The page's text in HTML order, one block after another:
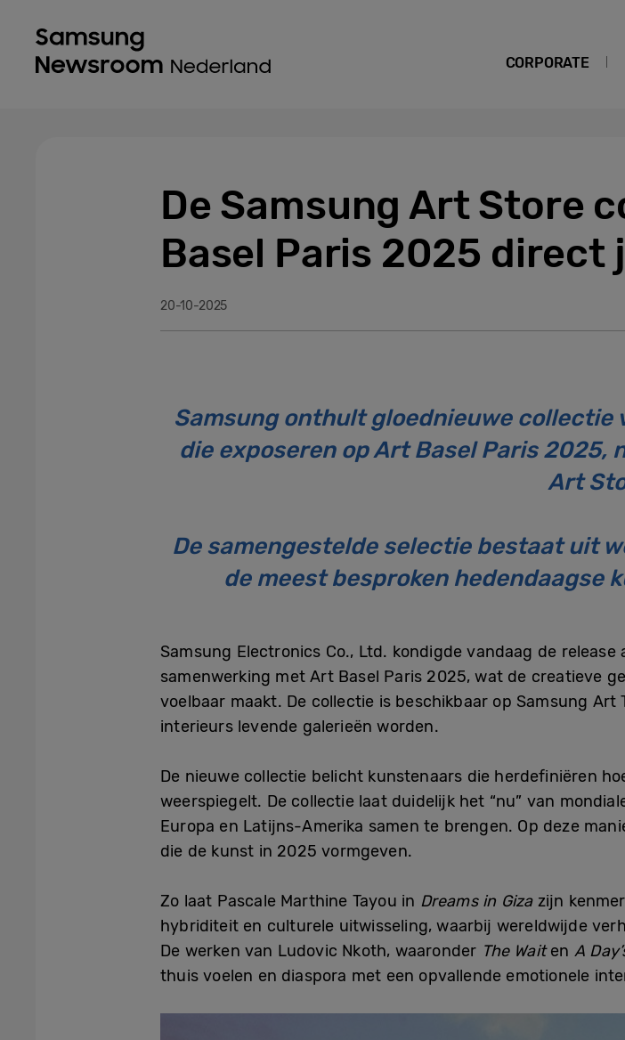
CORPORATE
De Samsung Art Store
Basel Paris 2025 direct
20-10-2025
Samsung onthult gloednieuwe collectie
die exposeren op Art Basel Paris 2025,
Art
De samengestelde selectie bestaat uit
de meest besproken hedendaagse
Samsung Electronics Co., Ltd. kondigde vandaag de
samenwerking met Art Basel Paris 2025, wat de creatieve
voelbaar maakt. De collectie is beschikbaar op Samsung Art
interieurs levende galerieën worden.
De nieuwe collectie belicht kunstenaars die herdefiniëren
weerspiegelt. De collectie laat duidelijk het “nu” van
Europa en Latijns-Amerika samen te brengen. Op deze
die de kunst in 2025 vormgeven.
Zo laat Pascale Marthine Tayou in Dreams in Gizazijn
hybriditeit en culturele uitwisseling, waarbij wereldwijde
De werken van Ludovic Nkoth, waaronder The Waiten A
thuis voelen en diaspora met een opvallende emotionele